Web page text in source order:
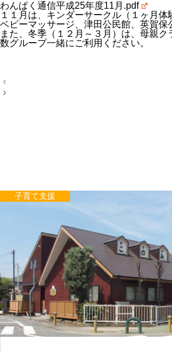
わんぱく通信平成25年度11月.pdf
１１月は、キンダーサークル（１ヶ月
ベビーマッサージ、津田公民館、英賀保
また、冬季（１２月～３月）は、母親
数グループ一緒にご利用ください。
投
稿
子育て支援